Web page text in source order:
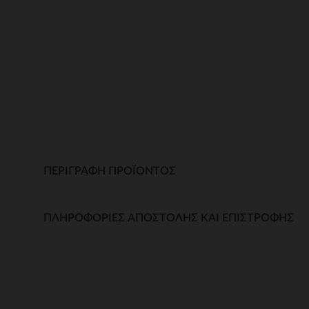
ΠΕΡΙΓΡΑΦΉ ΠΡΟΪΌΝΤΟΣ
ΠΛΗΡΟΦΟΡΊΕΣ ΑΠΟΣΤΟΛΉΣ ΚΑΙ ΕΠΙΣΤΡΟΦΉΣ